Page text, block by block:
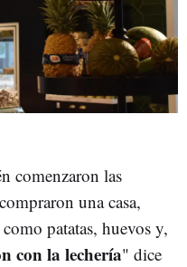
comenzaron las
una casa,
patatas, huevos y,
con la lechería" dice